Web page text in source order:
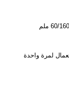
260 ملم
لمرة واحدة